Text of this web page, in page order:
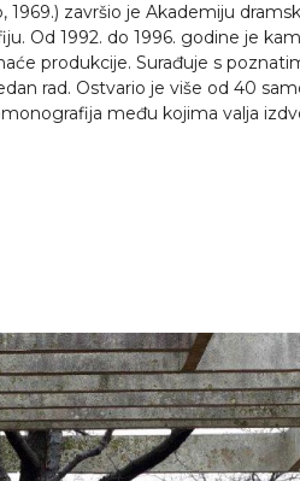
1969.) završio je Akademiju
Od 1992. do 1996. godine je
produkcije. Surađuje s
rad. Ostvario je više od 40
među kojima valja